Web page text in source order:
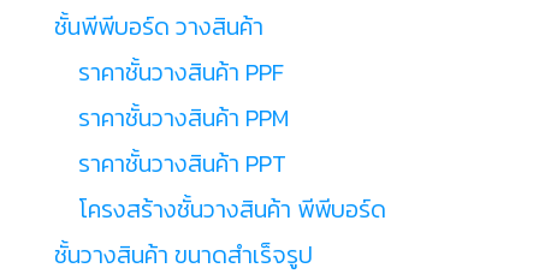
ชั้นพีพีบอร์ด วางสินค้า
ราคาชั้นวางสินค้า PPF
ราคาชั้นวางสินค้า PPM
ราคาชั้นวางสินค้า PPT
โครงสร้างชั้นวางสินค้า พีพีบอร์ด
ชั้นวางสินค้า ขนาดสำเร็จรูป